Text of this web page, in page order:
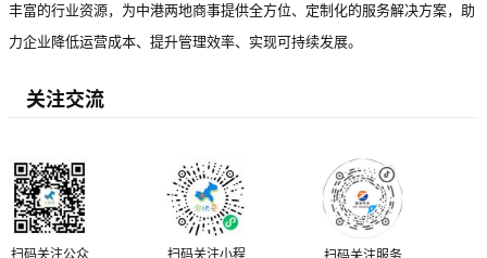
丰富的行业资源，为中港两地商事提供全方位、定制化的服务解决方案，助
力企业降低运营成本、提升管理效率、实现可持续发展。
关注交流
扫码关注公众 扫码关注小程